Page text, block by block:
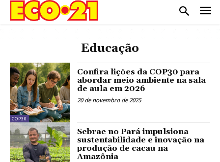
Educação
COP30
Confira lições da COP30 para
abordar meio ambiente na sala
de aula em 2026
20 de novembro de 2025
Sebrae no Pará impulsiona
sustentabilidade e inovação na
produção de cacau na
Amazônia